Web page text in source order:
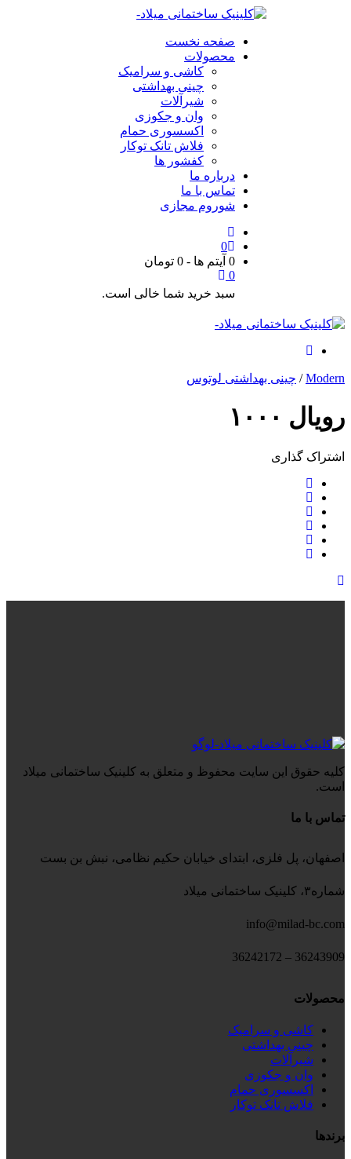
صفحه نخست
محصولات
کاشی و سرامیک
چینی بهداشتی
شیرآلات
وان و جکوزی
اکسسوری حمام
فلاش تانک توکار
کفشور ها
درباره ما
تماس با ما
شوروم مجازی
0
0 آیتم ها
-
0 تومان
0
سبد خرید شما خالی است.
Modern
/ چینی بهداشتی لوتوس
رویال ۱۰۰۰
اشتراک ‌گذاری
کلیه حقوق این سایت محفوظ و متعلق به کلینیک ساختمانی میلاد
است.
تماس با ما
اصفهان، پل فلزی، ابتدای خیابان حکیم نظامی، نبش بن بست
شماره۳، کلینیک ساختمانی میلاد
info@milad-bc.com
36243909 – 36242172
محصولات
کاشی و سرامیک
چینی بهداشتی
شیرآلات
وان و جکوزی
اکسسوری حمام
فلاش تانک توکار
برندها